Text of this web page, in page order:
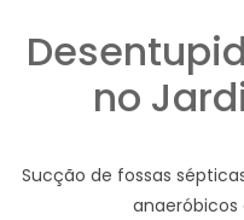
no
Sucção de fossas
anaeróbicos